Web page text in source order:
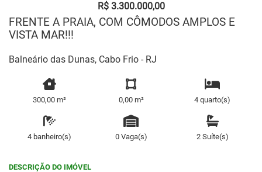
R$ 3.300.000,00
FRENTE A PRAIA, COM CÔMODOS AMPLOS E
VISTA MAR!!!
Balneário das Dunas, Cabo Frio - RJ
300,00 m² 0,00 m² 4 quarto(s)
4 banheiro(s) 0 Vaga(s) 2 Suíte(s)
DESCRIÇÃO DO IMÓVEL